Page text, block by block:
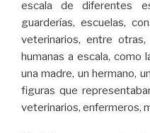
escala de diferentes
guarderías, escuelas,
veterinarios, entre
humanas a escala, como
una madre, un hermano,
figuras que
veterinarios, enfermeros,